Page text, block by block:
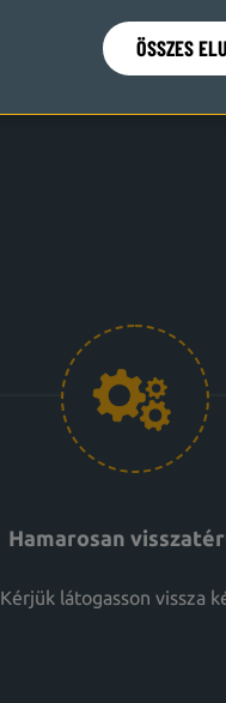
Hamarosan
Kérjük látogasson vissza
ÖSSZES